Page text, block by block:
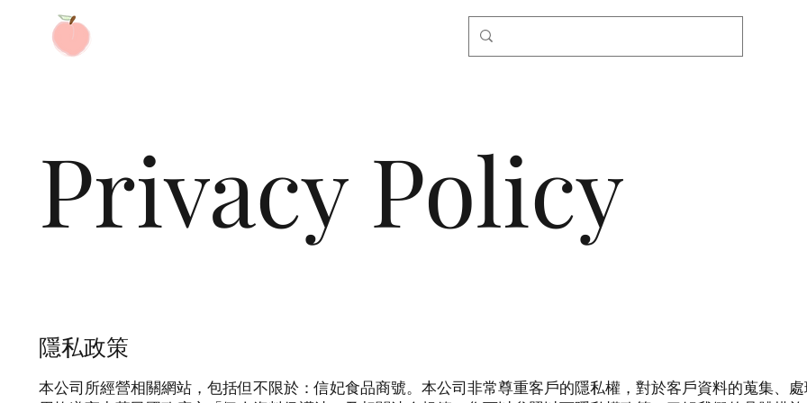
Privacy Policy
隱私政策
本公司所經營相關網站，包括但不限於：信妃食品商號。本公司非常尊重客戶的隱私權，對於客戶資料的蒐集、